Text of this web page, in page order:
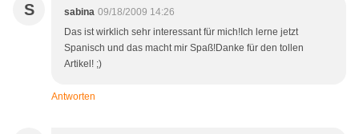
S sabina 09/18/2009 14:26
Das ist wirklich sehr interessant für mich!Ich lerne jetzt
Spanisch und das macht mir Spaß!Danke für den tollen
Artikel! ;)
Antworten